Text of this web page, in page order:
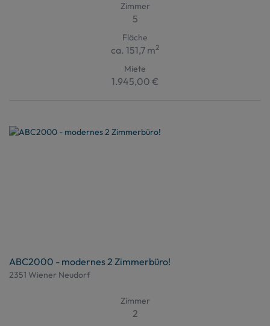
Zimmer
5
Fläche
ca. 151,7 m2
Miete
1.945,00 €
ABC2000 - modernes 2 Zimmerbüro!
2351 Wiener Neudorf
Zimmer
2